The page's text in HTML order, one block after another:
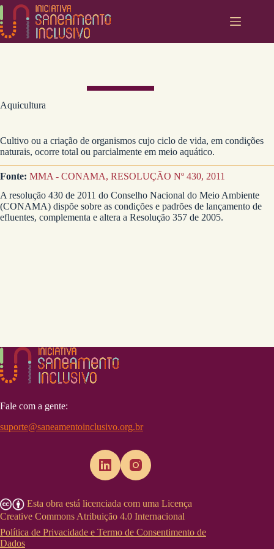
Pular
o
conteúdo
Aquicultura
Cultivo ou a criação de organismos cujo ciclo de vida, em condições
naturais, ocorre total ou parcialmente em meio aquático.
Fonte: MMA - CONAMA, RESOLUÇÃO Nº 430, 2011
A resolução 430 de 2011 do Conselho Nacional do Meio Ambiente
(CONAMA) dispõe sobre as condições e padrões de lançamento de
efluentes, complementa e altera a Resolução 357 de 2005.
Fale com a gente:
suporte@saneamentoinclusivo.org.br
Esta obra está licenciada com uma Licença
Creative Commons Atribuição 4.0 Internacional
Política de Privacidade e Termo de Consentimento de
Dados